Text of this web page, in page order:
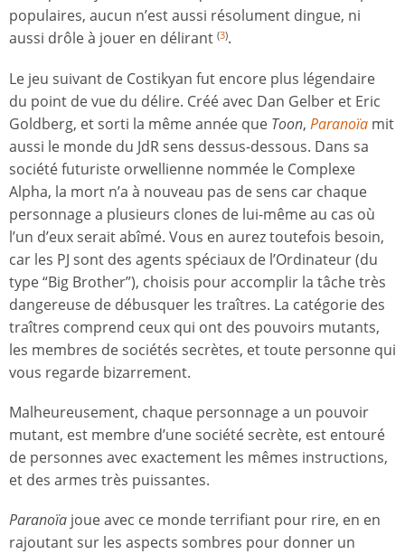
populaires, aucun n’est aussi résolument dingue, ni
aussi drôle à jouer en délirant (3).
Le jeu suivant de Costikyan fut encore plus légendaire
du point de vue du délire. Créé avec Dan Gelber et Eric
Goldberg, et sorti la même année que Toon, Paranoïa mit
aussi le monde du JdR sens dessus-dessous. Dans sa
société futuriste orwellienne nommée le Complexe
Alpha, la mort n’a à nouveau pas de sens car chaque
personnage a plusieurs clones de lui-même au cas où
l’un d’eux serait abîmé. Vous en aurez toutefois besoin,
car les PJ sont des agents spéciaux de l’Ordinateur (du
type “Big Brother”), choisis pour accomplir la tâche très
dangereuse de débusquer les traîtres. La catégorie des
traîtres comprend ceux qui ont des pouvoirs mutants,
les membres de sociétés secrètes, et toute personne qui
vous regarde bizarrement.
Malheureusement, chaque personnage a un pouvoir
mutant, est membre d’une société secrète, est entouré
de personnes avec exactement les mêmes instructions,
et des armes très puissantes.
Paranoïa joue avec ce monde terrifiant pour rire, en en
rajoutant sur les aspects sombres pour donner un